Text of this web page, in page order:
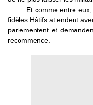
Et comme entre
fidèles Hâtifs attendent
parlementent et
recommence.